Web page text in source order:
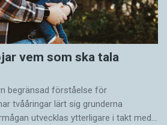
vem som ska tala
begränsad förståelse för
tvååringar lärt sig grunderna
utvecklas ytterligare i takt med…